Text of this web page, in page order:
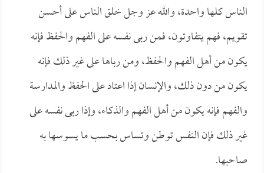
الناس كلها واحدة، والله عز وجل خلق الناس على أحسن
تقويم، فهم يتفاوتون، فمن ربى نفسه على الفهم والحفظ فإنه
يكون من أهل الفهم والحفظ، ومن رباها على غير ذلك فإنه
يكون من دون ذلك، والإنسان إذا اعتاد على الحفظ والمدارسة
والفهم فإنه يكون من أهل الفهم والذكاء، وإذا ربى نفسه على
غير ذلك فإن النفس توطن وتساس بحسب ما يسوسها به
صاحبها.